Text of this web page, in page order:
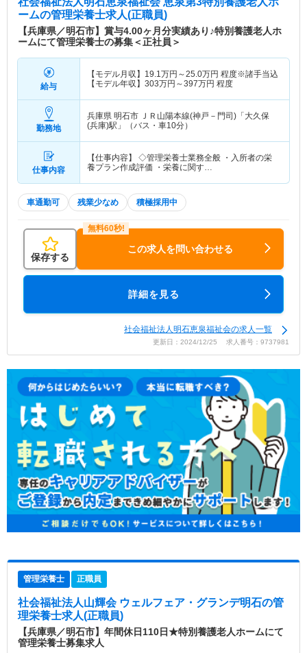
ームの管理栄養士求人(正職員)
【兵庫県／明石市】賞与4.00ヶ月分実績あり♪特別養護老人ホ
ームにて管理栄養士の募集＜正社員＞
給与
【モデル月収】 19.1万円～25.0万円 程度※諸手当込
【モデル年収】 303万円～397万円 程度
勤務地
兵庫県 明石市 ＪＲ山陽本線(神戸－門司)「大久保
(兵庫)駅」（バス・車10分）
仕事内容
【仕事内容】 ◇管理栄養士業務全般 ・入所者の栄
養プラン作成評価 ・栄養に関す…
車通勤可 残業少なめ 積極採用中
保存する
この求人を問い合わせる
詳細を見る
社会福祉法人明石恵泉福祉会の求人一覧
更新日：2024/12/25 求人番号：9737981
管理栄養士 正職員
社会福祉法人山輝会 ウェルフェア・グランデ明石の管
理栄養士求人(正職員)
【兵庫県／明石市】年間休日110日★特別養護老人ホームにて
管理栄養士募集求人